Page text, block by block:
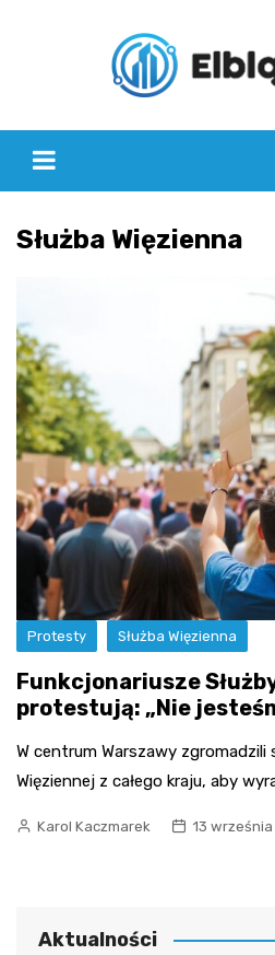
Służba Więzienna
Protesty Służba Więzienna
Funkcjonariusze
protestują: „Nie
W centrum Warszawy zgromadzili
Więziennej z całego kraju, aby
Karol Kaczmarek 13
Aktualności